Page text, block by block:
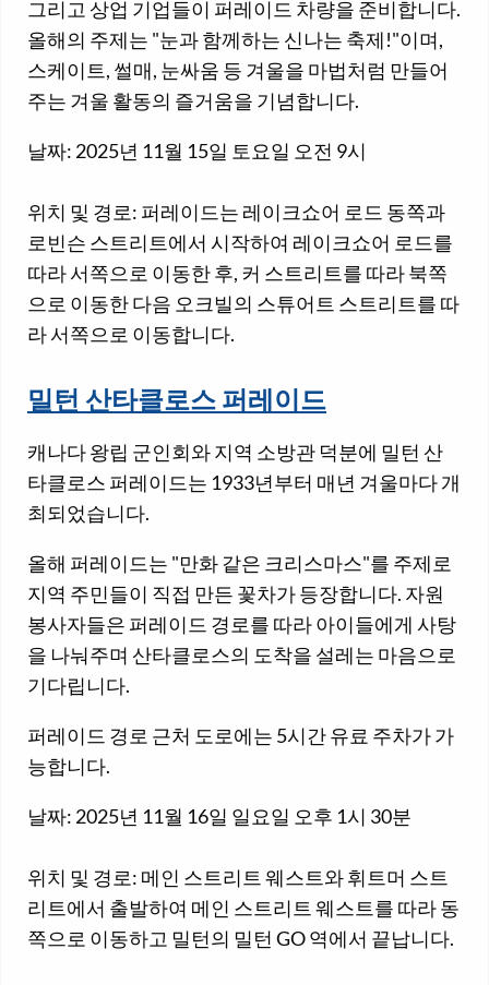
그리고 상업 기업들이 퍼레이드 차량을 준비합니다.
올해의 주제는 "눈과 함께하는 신나는 축제!"이며,
스케이트, 썰매, 눈싸움 등 겨울을 마법처럼 만들어
주는 겨울 활동의 즐거움을 기념합니다.
날짜: 2025년 11월 15일 토요일 오전 9시
위치 및 경로: 퍼레이드는 레이크쇼어 로드 동쪽과
로빈슨 스트리트에서 시작하여 레이크쇼어 로드를
따라 서쪽으로 이동한 후, 커 스트리트를 따라 북쪽
으로 이동한 다음 오크빌의 스튜어트 스트리트를 따
라 서쪽으로 이동합니다.
밀턴 산타클로스 퍼레이드
캐나다 왕립 군인회와 지역 소방관 덕분에 밀턴 산
타클로스 퍼레이드는 1933년부터 매년 겨울마다 개
최되었습니다.
올해 퍼레이드는 "만화 같은 크리스마스"를 주제로
지역 주민들이 직접 만든 꽃차가 등장합니다. 자원
봉사자들은 퍼레이드 경로를 따라 아이들에게 사탕
을 나눠주며 산타클로스의 도착을 설레는 마음으로
기다립니다.
퍼레이드 경로 근처 도로에는 5시간 유료 주차가 가
능합니다.
날짜: 2025년 11월 16일 일요일 오후 1시 30분
위치 및 경로: 메인 스트리트 웨스트와 휘트머 스트
리트에서 출발하여 메인 스트리트 웨스트를 따라 동
쪽으로 이동하고 밀턴의 밀턴 GO 역에서 끝납니다.